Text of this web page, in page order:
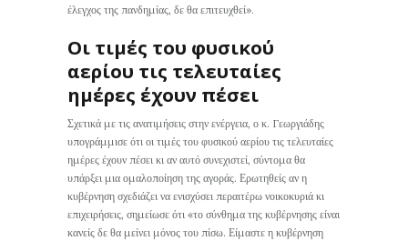
έλεγχος της πανδημίας, δε θα επιτευχθεί».
Οι τιμές του φυσικού
αερίου τις τελευταίες
ημέρες έχουν πέσει
Σχετικά με τις ανατιμήσεις στην ενέργεια, ο κ. Γεωργιάδης
υπογράμμισε ότι οι τιμές του φυσικού αερίου τις τελευταίες
ημέρες έχουν πέσει κι αν αυτό συνεχιστεί, σύντομα θα
υπάρξει μια ομαλοποίηση της αγοράς. Ερωτηθείς αν η
κυβέρνηση σχεδιάζει να ενισχύσει περαιτέρω νοικοκυριά κι
επιχειρήσεις, σημείωσε ότι «το σύνθημα της κυβέρνησης είναι
κανείς δε θα μείνει μόνος του πίσω. Είμαστε η κυβέρνηση